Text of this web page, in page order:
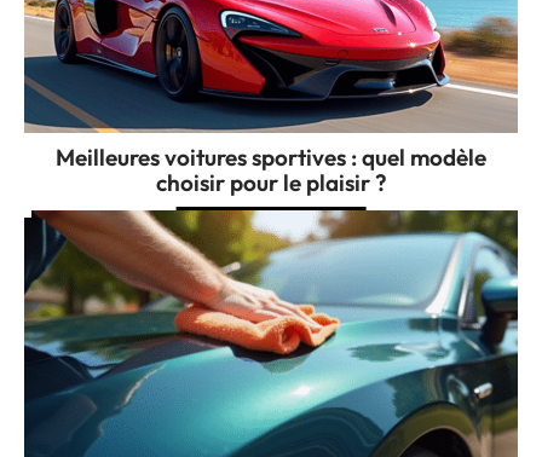
Meilleures voitures sportives : quel modèle
choisir pour le plaisir ?